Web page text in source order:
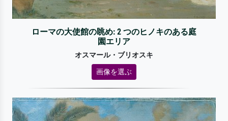
ローマの大使館の眺め: 2 つのヒノキのある庭
園エリア
オスマール・ブリオスキ
画像を選ぶ